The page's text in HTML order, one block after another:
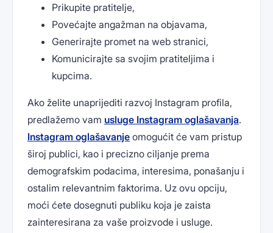
Prikupite pratitelje,
Povećajte angažman na objavama,
Generirajte promet na web stranici,
Komunicirajte sa svojim pratiteljima i
kupcima.
Ako želite unaprijediti razvoj Instagram profila,
predlažemo vam usluge Instagram oglašavanja.
Instagram oglašavanje omogućit će vam pristup
široj publici, kao i precizno ciljanje prema
demografskim podacima, interesima, ponašanju i
ostalim relevantnim faktorima. Uz ovu opciju,
moći ćete dosegnuti publiku koja je zaista
zainteresirana za vaše proizvode i usluge.